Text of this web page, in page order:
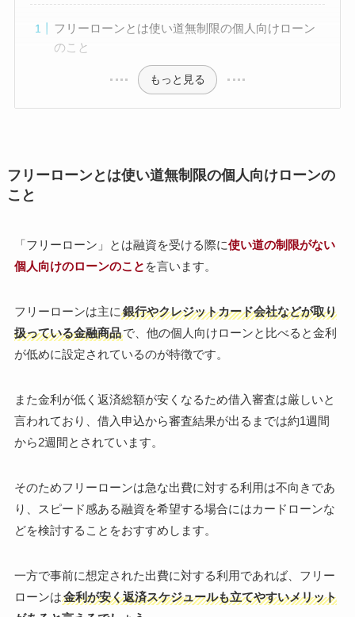
フリーローンとは使い道無制限の個人向けローン
のこと
もっと見る
フリーローンとは使い道無制限の個人向けローンの
こと
「フリーローン」とは融資を受ける際に使い道の制限がない
個人向けのローンのこと を言います。
フリーローンは主に 銀行やクレジットカード会社などが取り
扱っている金融商品で、他の個人向けローンと比べると金利
が低めに設定されているのが特徴です。
また金利が低く返済総額が安くなるため借入審査は厳しいと
言われており、借入申込から審査結果が出るまでは約1週間
から2週間とされています。
そのためフリーローンは急な出費に対する利用は不向きであ
り、スピード感ある融資を希望する場合にはカードローンな
どを検討することをおすすめします。
一方で事前に想定された出費に対する利用であれば、フリー
ローンは金利が安く返済スケジュールも立てやすいメリット